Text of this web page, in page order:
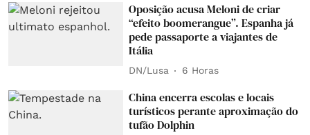
Oposição acusa Meloni de criar
“efeito boomerangue”. Espanha já
pede passaporte a viajantes de
Itália
DN/Lusa 6 Horas
China encerra escolas e locais
turísticos perante aproximação do
tufão Dolphin